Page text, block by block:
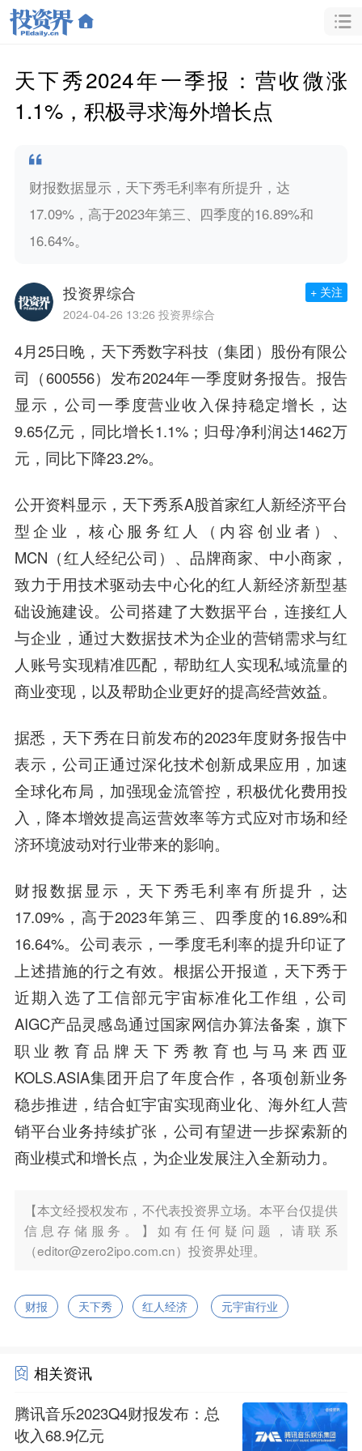
天下秀2024年一季报：营收微涨
1.1%，积极寻求海外增长点
财报数据显示，天下秀毛利率有所提升，达
17.09%，高于2023年第三、四季度的16.89%和
16.64%。
投资界综合
2024-04-26 13:26 投资界综合
+ 关注
4月25日晚，天下秀数字科技（集团）股份有限公
司（600556）发布2024年一季度财务报告。报告
显示，公司一季度营业收入保持稳定增长，达
9.65亿元，同比增长1.1%；归母净利润达1462万
元，同比下降23.2%。
公开资料显示，天下秀系A股首家红人新经济平台
型企业，核心服务红人（内容创业者）、
MCN（红人经纪公司）、品牌商家、中小商家，
致力于用技术驱动去中心化的红人新经济新型基
础设施建设。公司搭建了大数据平台，连接红人
与企业，通过大数据技术为企业的营销需求与红
人账号实现精准匹配，帮助红人实现私域流量的
商业变现，以及帮助企业更好的提高经营效益。
据悉，天下秀在日前发布的2023年度财务报告中
表示，公司正通过深化技术创新成果应用，加速
全球化布局，加强现金流管控，积极优化费用投
入，降本增效提高运营效率等方式应对市场和经
济环境波动对行业带来的影响。
财报数据显示，天下秀毛利率有所提升，达
17.09%，高于2023年第三、四季度的16.89%和
16.64%。公司表示，一季度毛利率的提升印证了
上述措施的行之有效。根据公开报道，天下秀于
近期入选了工信部元宇宙标准化工作组，公司
AIGC产品灵感岛通过国家网信办算法备案，旗下
职业教育品牌天下秀教育也与马来西亚
KOLS.ASIA集团开启了年度合作，各项创新业务
稳步推进，结合虹宇宙实现商业化、海外红人营
销平台业务持续扩张，公司有望进一步探索新的
商业模式和增长点，为企业发展注入全新动力。
【本文经授权发布，不代表投资界立场。本平台仅提供
信息存储服务。】如有任何疑问题，请联系
（editor@zero2ipo.com.cn）投资界处理。
财报 天下秀 红人经济 元宇宙行业
相关资讯
腾讯音乐2023Q4财报发布：总
收入68.9亿元